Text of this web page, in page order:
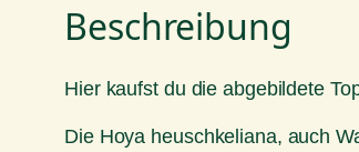
Beschreibung
Hier kaufst du die abgebildete
Die Hoya heuschkeliana, auch